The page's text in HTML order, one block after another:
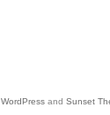
WordPress and Sunset